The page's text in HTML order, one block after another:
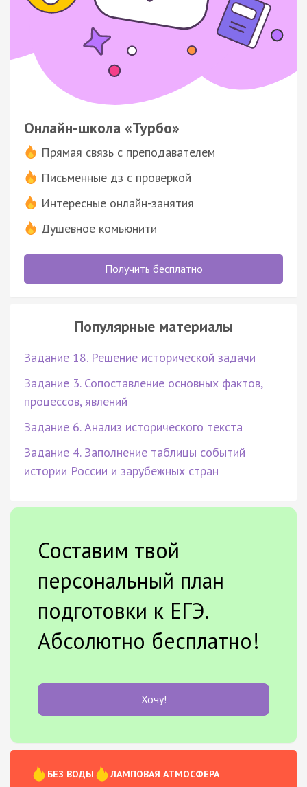
Онлайн-школа «Турбо»
Прямая связь с преподавателем
Письменные дз с проверкой
Интересные онлайн-занятия
Душевное комьюнити
Получить бесплатно
Популярные материалы
Задание 18. Решение исторической задачи
Задание 3. Сопоставление основных фактов,
процессов, явлений
Задание 6. Анализ исторического текста
Задание 4. Заполнение таблицы событий
истории России и зарубежных стран
Составим твой
персональный план
подготовки к ЕГЭ.
Абсолютно бесплатно!
Хочу!
БЕЗ ВОДЫ
ЛАМПОВАЯ АТМОСФЕРА